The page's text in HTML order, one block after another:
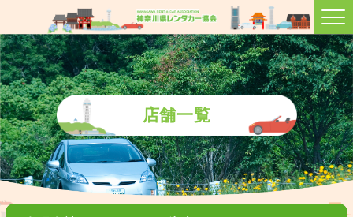
店舗一覧